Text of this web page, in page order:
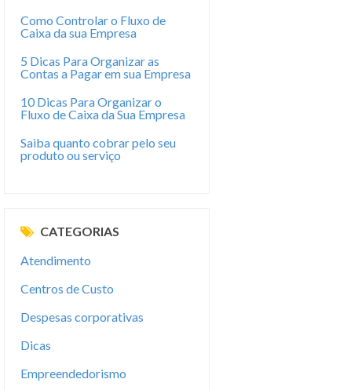
Como Controlar o Fluxo de
Caixa da sua Empresa
5 Dicas Para Organizar as
Contas a Pagar em sua Empresa
10 Dicas Para Organizar o
Fluxo de Caixa da Sua Empresa
Saiba quanto cobrar pelo seu
produto ou serviço
CATEGORIAS
Atendimento
Centros de Custo
Despesas corporativas
Dicas
Empreendedorismo